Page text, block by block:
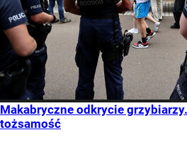
Makabryczne odkrycie
tożsamość